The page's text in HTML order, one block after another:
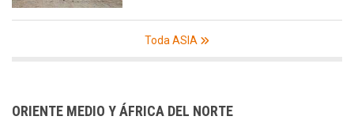
Toda ASIA
ORIENTE MEDIO Y ÁFRICA DEL NORTE